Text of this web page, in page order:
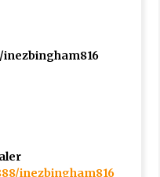
inezbingham816
inezbingham816